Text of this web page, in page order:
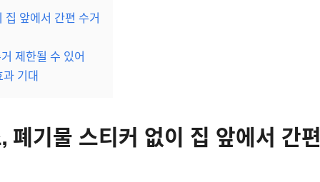
앞에서 간편 수거
제한될 수 있어
기대
폐기물 스티커 없이 집 앞에서 간편